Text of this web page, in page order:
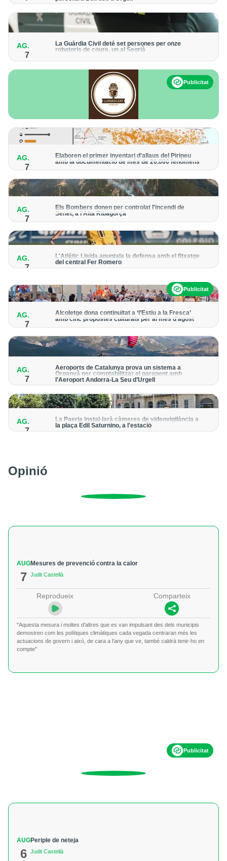
forma progressiva
AG.
7
La Guàrdia Civil deté set persones per onze
robatoris de coure, un al Segrià
Publicitat
AG.
7
Elaboren el primer inventari d'allaus del Pirineu
amb la documentació de més de 20.000 fenòmens
Obra de l'Institut Cartogràfic i Geològic de Catalunya, amb
AG.
7
Els Bombers donen per controlat l'incendi de
Senet, a l'Alta Ribagorça
El cos manté la vigilància de la zona amb drons i mitjans aeris
AG.
7
L'Atlètic Lleida apuntala la defensa amb el fitxatge
del central Fer Romero
Publicitat
AG.
7
Alcoletge dona continuïtat a ‘l’Estiu a la Fresca’
amb cinc propostes culturals per al mes d’agost
Un dels grans protagonistes de la programació serà
AG.
7
Aeroports de Catalunya prova un sistema a
Organyà per comptabilitzar el parapent amb
l’Aeroport Andorra-La Seu d’Urgell
mòbil per donar pas als avions amb vols instrumentals
AG.
7
La Paeria instal·larà càmeres de videovigilància a
la plaça Edil Saturnino, a l'estació
Opinió
AUG
7
Mesures de prevenció contra la calor
Judit Castellà
Reprodueix Comparteix
"Aquesta mesura i moltes d’altres que es van impulsant des dels municipis
demostren com les polítiques climàtiques cada vegada centraran més les
actuacions de govern i això, de cara a l’any que ve, també caldrà tenir-ho en
compte"
Publicitat
AUG
6
Periple de neteja
Judit Castellà